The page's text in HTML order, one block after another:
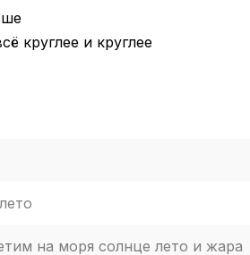
круглее и круглее
на моря солнце лето и жара